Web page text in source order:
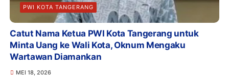
PWI KOTA TANGERANG
Catut Nama Ketua PWI Kota Tangerang untuk
Minta Uang ke Wali Kota, Oknum Mengaku
Wartawan Diamankan
MEI 18, 2026